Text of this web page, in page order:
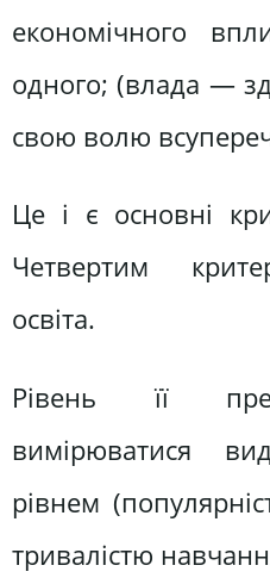
економічного
одного; (влада —
свою волю
Це і є основні
Четвертим
освіта.
Рівень її
вимірюватися
рівнем
тривалістю